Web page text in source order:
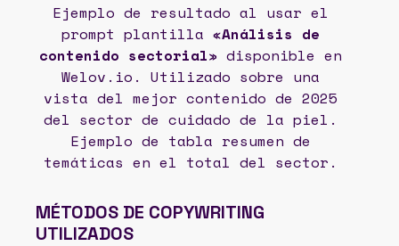
Ejemplo de resultado al usar el
prompt plantilla «Análisis de
contenido sectorial» disponible en
Welov.io. Utilizado sobre una
vista del mejor contenido de 2025
del sector de cuidado de la piel.
Ejemplo de tabla resumen de
temáticas en el total del sector.
MÉTODOS DE COPYWRITING
UTILIZADOS